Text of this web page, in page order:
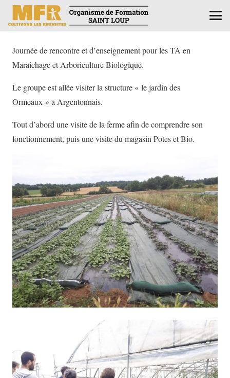
Journée de rencontre et d’enseignement pour les TA en
Maraichage et Arboriculture Biologique.
Le groupe est allée visiter la structure « le jardin des
Ormeaux » a Argentonnais.
Tout d’abord une visite de la ferme afin de comprendre son
fonctionnement, puis une visite du magasin Potes et Bio.